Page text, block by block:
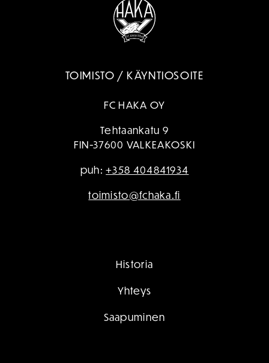
TOIMISTO / KÄYNTIOSOITE
FC HAKA OY
Tehtaankatu 9
FIN-37600 VALKEAKOSKI
puh:+358 404841934
toimisto@fchaka.fi
Historia
Yhteys
Saapuminen